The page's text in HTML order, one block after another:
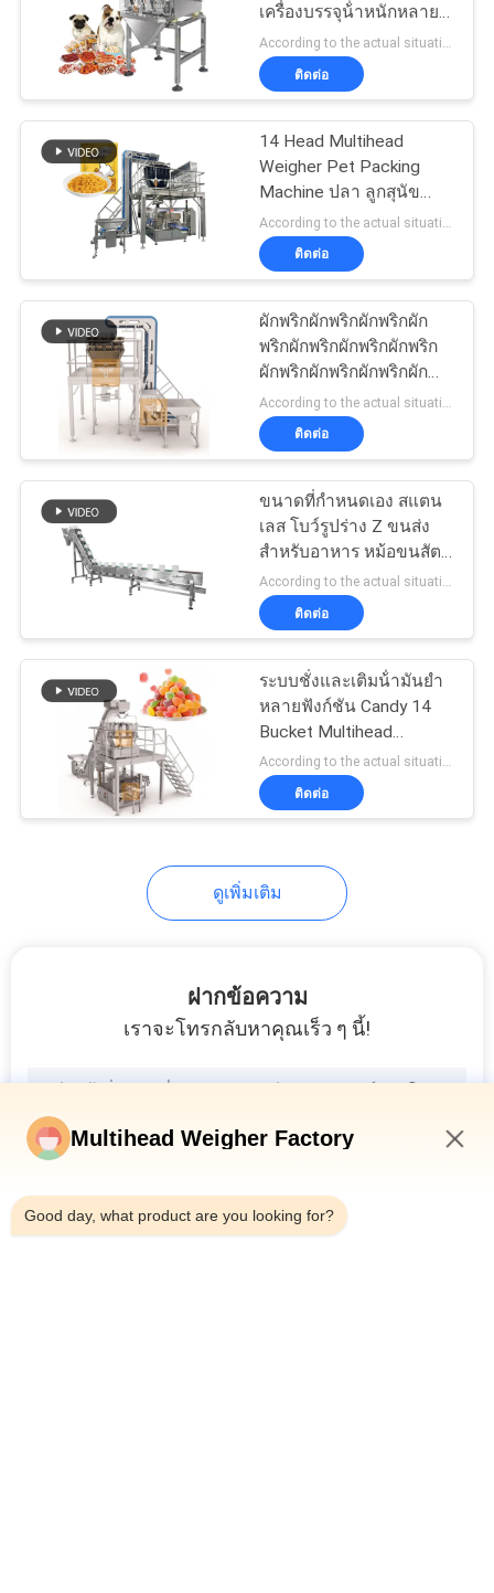
เครื่องชั่งและเติมน้ํา
เครื่องบรรจุเม็ด
18
เครื่องบรรจุผง
เครื่องบรรจุถุงในถุง
เครื่องบรรจุภัณฑ์
ฮาร์ดแวร์
เครื่องบรรจุน้ําหนักหลาย
หัว เครื่องบรรจุอาหารสุนัข
และแมว น้ําหนัก 120g
240g 400g เครื่องบรรจุ
According to the actual situation MOQ:1
ติดต่อ
14 Head Multihead
Weigher Pet Packing
Machine ปลา ลูกสุนัข
สุนัขแมว โรงงานชั่ง
อาหาร 120g 240g 400g
1kg Ziplock Packing
ติดต่อ
ผักพริกผักพริกผักพริกผัก
พริกผักพริกผักพริกผักพริก
ผักพริกผักพริกผักพริกผัก
พริกผักพริก
ติดต่อ
ขนาดที่กําหนดเอง สแตน
เลส โบว์รูปร่าง Z ขนส่ง
สําหรับอาหาร หม้อขนสัตว์
ขนส่งเข็มขัดลูกหนัง
According to the actual situation MOQ:1 ชุด
ติดต่อ
ระบบชั่งและเติมน้ํามันยํา
หลายฟังก์ชัน Candy 14
Bucket Multihead
Weigher
According to the actual situation MOQ:1 ชุด
ติดต่อ
ดูเพิ่มเติม
ฝากข้อความ
เราจะโทรกลับหาคุณเร็ว ๆ นี้!
Multihead Weigher Factory
Good day, what product are you looking for?